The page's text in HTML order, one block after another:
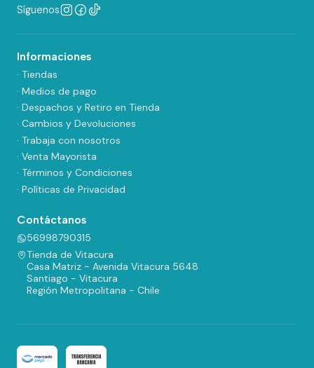
Síguenos
Informaciones
· Tiendas
· Medios de pago
· Despachos y Retiro en Tienda
· Cambios y Devoluciones
· Trabaja con nosotros
· Venta Mayorista
· Términos y Condiciones
· Políticas de Privacidad
Contáctanos
56998790315
Tienda de Vitacura
Casa Matriz - Avenida Vitacura 5648
Santiago - Vitacura
Región Metropolitana - Chile